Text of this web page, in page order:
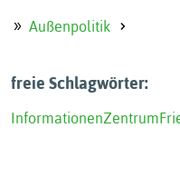
Außenpolitik
freie Schlagwörter:
InformationenZentrum